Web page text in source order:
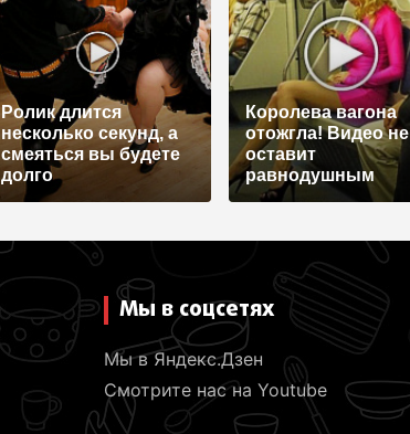
Ролик длится
несколько секунд, а
смеяться вы будете
долго
Королева вагона
отожгла! Видео не
оставит
равнодушным
Мы в соцсетях
Мы в Яндекс.Дзен
Смотрите нас на Youtube